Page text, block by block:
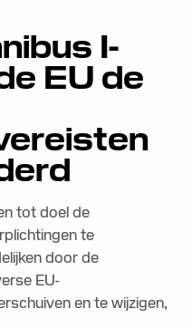
I-
EU de
tot doel de
te
door de
EU-
en te wijzigen,